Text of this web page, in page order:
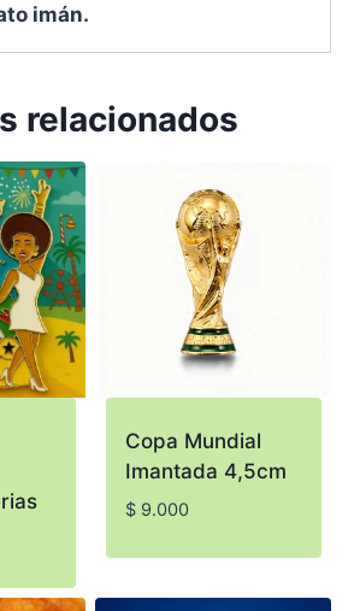
imán.
relacionados
Copa Mundial
Imantada 4,5cm
$9.000